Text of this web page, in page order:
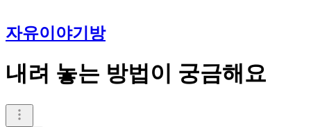
자유이야기방
내려 놓는 방법이 궁금해요